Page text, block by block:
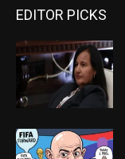
EDITOR PICKS